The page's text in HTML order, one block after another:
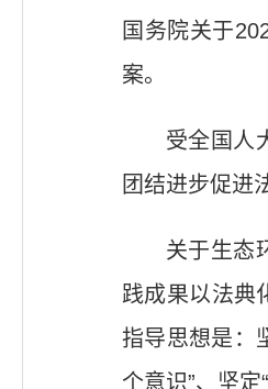
国务院关于
案。
受全国人
团结进步促进
关于生态
践成果以法典
指导思想是：
个意识”、坚